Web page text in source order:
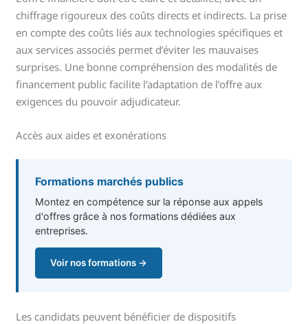
chiffrage rigoureux des coûts directs et indirects. La prise
en compte des coûts liés aux technologies spécifiques et
aux services associés permet d’éviter les mauvaises
surprises. Une bonne compréhension des modalités de
financement public facilite l’adaptation de l’offre aux
exigences du pouvoir adjudicateur.
Accès aux aides et exonérations
Formations marchés publics
Montez en compétence sur la réponse aux appels
d'offres grâce à nos formations dédiées aux
entreprises.
Voir nos formations →
Les candidats peuvent bénéficier de dispositifs